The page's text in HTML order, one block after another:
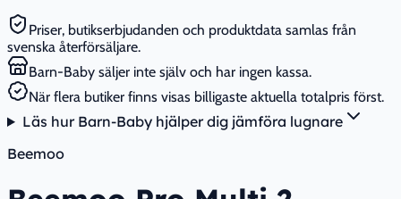
Priser, butikserbjudanden och produktdata samlas från
svenska återförsäljare.
Barn-Baby säljer inte själv och har ingen kassa.
När flera butiker finns visas billigaste aktuella totalpris först.
Läs hur Barn-Baby hjälper dig jämföra lugnare
Beemoo